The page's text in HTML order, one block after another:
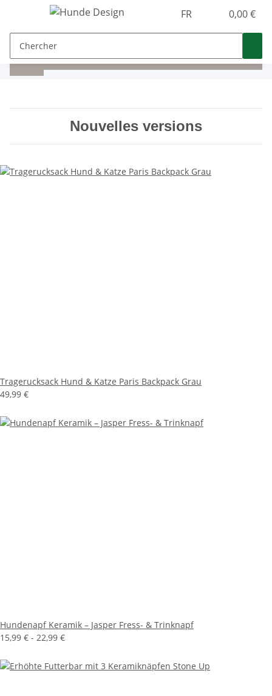
FR 0,00 €
Nouvelles versions
Tragerucksack Hund & Katze Paris Backpack Grau
49,99 €
Hundenapf Keramik – Jasper Fress- & Trinknapf
15,99 € - 22,99 €